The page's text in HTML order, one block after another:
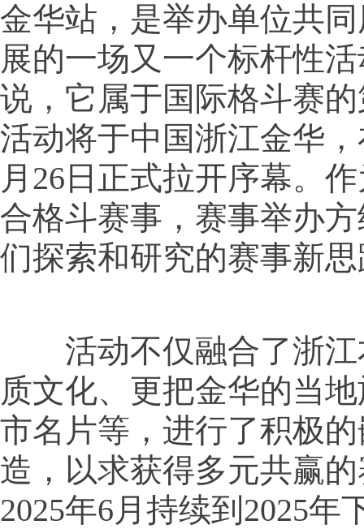
金华站，是举办单位共
展的一场又一个标杆性
说，它属于国际格斗赛
活动将于中国浙江金华，
月26日正式拉开序幕。
合格斗赛事，赛事举办
们探索和研究的赛事新
活动不仅融合了浙江
质文化、更把金华的当
市名片等，进行了积极
造，以求获得多元共赢
2025年6月持续到2025年